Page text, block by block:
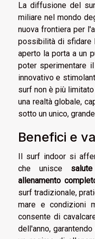
La diffusione del
miliare nel mondo
nuova frontiera per
possibilità di sfidare
aperto la porta a un
poter sperimentare
innovativo e
surf non è più
una realtà globale,
sotto un unico,
Benefici e
Il surf indoor si
che unisce
allenamento
surf tradizionale,
mare e condizioni
consente di
dell'anno,